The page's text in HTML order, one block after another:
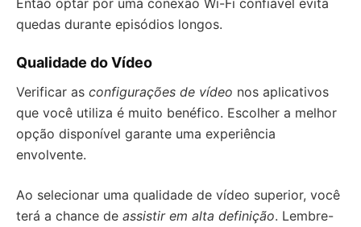
Então optar por uma conexão Wi-Fi confiável evita
quedas durante episódios longos.
Qualidade do Vídeo
Verificar as configurações de vídeo nos aplicativos
que você utiliza é muito benéfico. Escolher a melhor
opção disponível garante uma experiência
envolvente.
Ao selecionar uma qualidade de vídeo superior, você
terá a chance de assistir em alta definição. Lembre-